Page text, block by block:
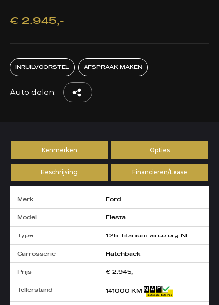
€ 2.945,-
INRUILVOORSTEL AFSPRAAK MAKEN
Auto delen:
Kenmerken Opties
Beschrijving Financieren/Lease
Merk Ford
Model Fiesta
Type 1.25 Titanium airco org NL
Carrosserie Hatchback
Prijs € 2.945,-
Tellerstand 141000 KM